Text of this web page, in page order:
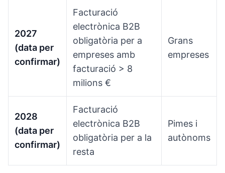
2027
(data per
confirmar)
Facturació
electrònica B2B
obligatòria per a
empreses amb
facturació > 8
milions €
Grans
empreses
2028
(data per
confirmar)
Facturació
electrònica B2B
obligatòria per a la
resta
Pimes i
autònoms